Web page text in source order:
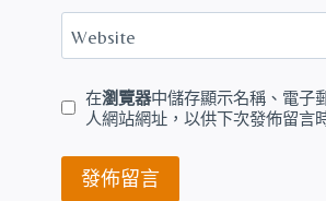
Website
在瀏覽器中儲存顯示名稱、電子
人網站網址，以供下次發佈留言